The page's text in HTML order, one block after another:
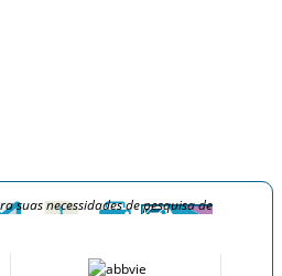
suas necessidades de pesquisa de